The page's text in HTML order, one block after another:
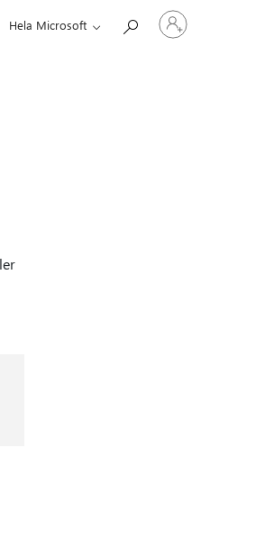
Hela Microsoft
Logga
in